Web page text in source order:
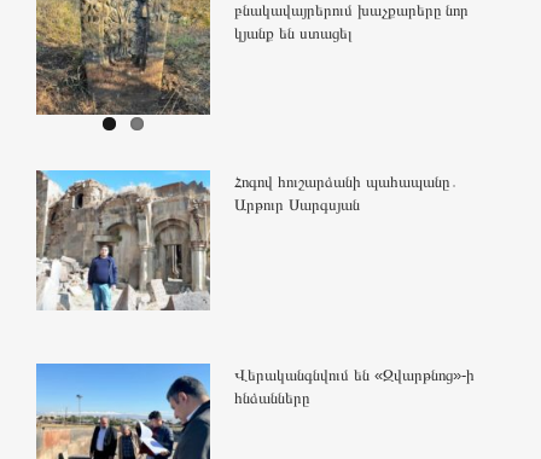
բնակավայրերում խաչքարերը նոր
կյանք են ստացել
Հոգով հուշարձանի պահապանը․
Արթուր Սարգսյան
Վերականգնվում են «Զվարթնոց»-ի
հնձանները